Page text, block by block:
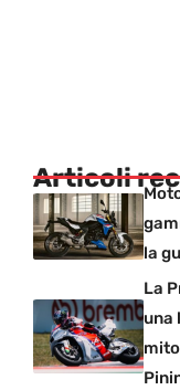
Articoli
la
La
una